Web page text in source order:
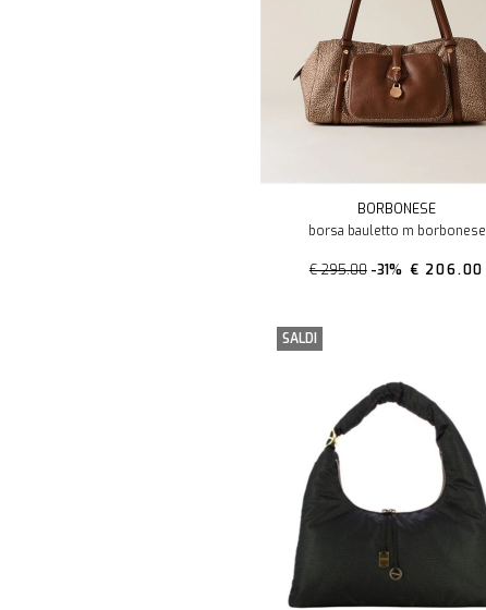
BORBONESE
borsa bauletto m borbonese
€ 295.00 -31% € 206.00
SALDI